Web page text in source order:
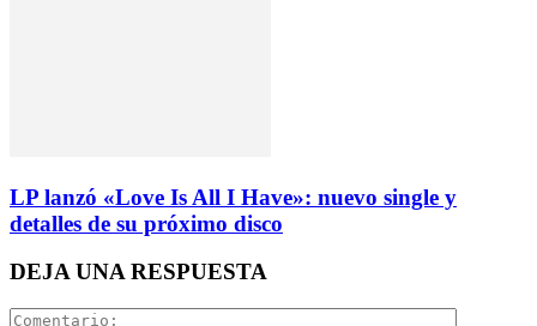
LP lanzó «Love Is All I Have»: nuevo single y
detalles de su próximo disco
DEJA UNA RESPUESTA